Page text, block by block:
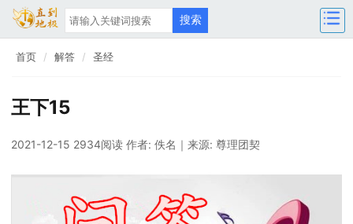
首页 解答 圣经
王下15
2021-12-15 2934阅读 作者: 佚名 ｜来源: 尊理团契